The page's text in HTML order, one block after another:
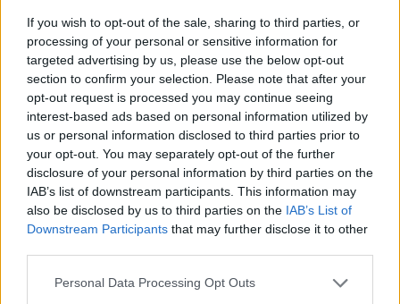
If you wish to opt-out of the sale, sharing to third parties, or
processing of your personal or sensitive information for
targeted advertising by us, please use the below opt-out
section to confirm your selection. Please note that after your
opt-out request is processed you may continue seeing
interest-based ads based on personal information utilized by
us or personal information disclosed to third parties prior to
your opt-out. You may separately opt-out of the further
disclosure of your personal information by third parties on the
IAB’s list of downstream participants. This information may
also be disclosed by us to third parties on the IAB’s List of
Downstream Participants that may further disclose it to other
Personal Data Processing Opt Outs
dokumentinį filmą, pagrįstą interviu su
Kremliaus vadovu.
„Galvoju, kad niekas neišgyventų“, – atsakė
V.Putinas.
Tris „Oskarus“ pelnęs O.Stone‘as labiausiai
garsėja Amerikos istorijos įkvėptais didelio
populiarumo sulaukusiais Holivudo filmais,
tokiais kaip „JFK“ ir „Gimęs liepos 4-ąją“